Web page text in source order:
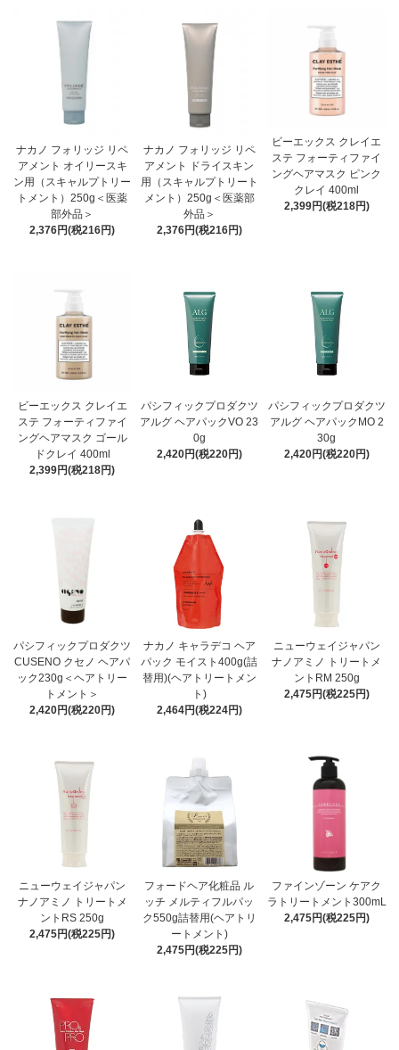
ナカノ フォリッジ リペ
アメント オイリースキ
ン用（スキャルプトリー
トメント）250g＜医薬
部外品＞
2,376円(税216円)
ナカノ フォリッジ リペ
アメント ドライスキン
用（スキャルプトリート
メント）250g＜医薬部
外品＞
2,376円(税216円)
ビーエックス クレイエ
ステ フォーティファイ
ングヘアマスク ピンク
クレイ 400ml
2,399円(税218円)
ビーエックス クレイエ
ステ フォーティファイ
ングヘアマスク ゴール
ドクレイ 400ml
2,399円(税218円)
パシフィックプロダクツ
アルグ ヘアパックVO 23
0g
2,420円(税220円)
パシフィックプロダクツ
アルグ ヘアパックMO 2
30g
2,420円(税220円)
パシフィックプロダクツ
CUSENO クセノ ヘアパ
ック230g＜ヘアトリー
トメント＞
2,420円(税220円)
ナカノ キャラデコ ヘア
パック モイスト400g(詰
替用)(ヘアトリートメン
ト)
2,464円(税224円)
ニューウェイジャパン
ナノアミノ トリートメ
ントRM 250g
2,475円(税225円)
ニューウェイジャパン
ナノアミノ トリートメ
ントRS 250g
2,475円(税225円)
フォードヘア化粧品 ル
ッチ メルティフルパッ
ク550g詰替用(ヘアトリ
ートメント)
2,475円(税225円)
ファインゾーン ケアク
ラトリートメント300mL
2,475円(税225円)